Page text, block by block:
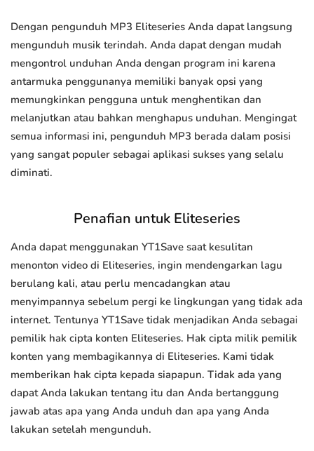
Dengan pengunduh MP3 Eliteseries Anda dapat langsung
mengunduh musik terindah. Anda dapat dengan mudah
mengontrol unduhan Anda dengan program ini karena
antarmuka penggunanya memiliki banyak opsi yang
memungkinkan pengguna untuk menghentikan dan
melanjutkan atau bahkan menghapus unduhan. Mengingat
semua informasi ini, pengunduh MP3 berada dalam posisi
yang sangat populer sebagai aplikasi sukses yang selalu
diminati.
Penafian untuk Eliteseries
Anda dapat menggunakan YT1Save saat kesulitan
menonton video di Eliteseries, ingin mendengarkan lagu
berulang kali, atau perlu mencadangkan atau
menyimpannya sebelum pergi ke lingkungan yang tidak ada
internet. Tentunya YT1Save tidak menjadikan Anda sebagai
pemilik hak cipta konten Eliteseries. Hak cipta milik pemilik
konten yang membagikannya di Eliteseries. Kami tidak
memberikan hak cipta kepada siapapun. Tidak ada yang
dapat Anda lakukan tentang itu dan Anda bertanggung
jawab atas apa yang Anda unduh dan apa yang Anda
lakukan setelah mengunduh.